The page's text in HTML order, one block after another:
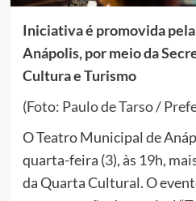
Iniciativa é promovida
Anápolis, por meio da
Cultura e Turismo
(Foto: Paulo de Tarso /
O Teatro Municipal de
quarta-feira (3), às 19h,
da Quarta Cultural. O